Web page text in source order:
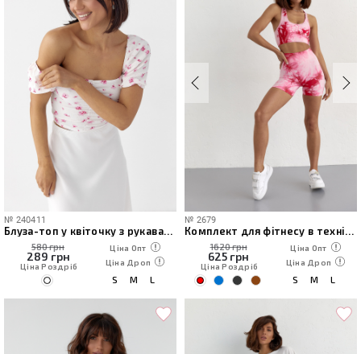
№ 240411
Блуза-топ у квіточку з рукавами-ліхтариками
580 грн
289 грн
Ціна Роздріб
Ціна Опт
Ціна Дроп
S M L
№ 2679
Комплект для фітнесу в техніці тай-дай
1620 грн
625 грн
Ціна Роздріб
Ціна Опт
Ціна Дроп
S M L